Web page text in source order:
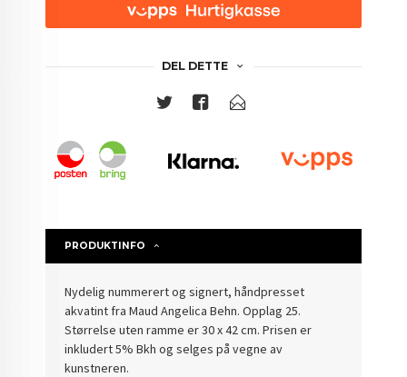
DEL DETTE
PRODUKTINFO
Nydelig nummerert og signert, håndpresset
akvatint fra Maud Angelica Behn. Opplag 25.
Størrelse uten ramme er 30 x 42 cm. Prisen er
inkludert 5% Bkh og selges på vegne av
kunstneren.